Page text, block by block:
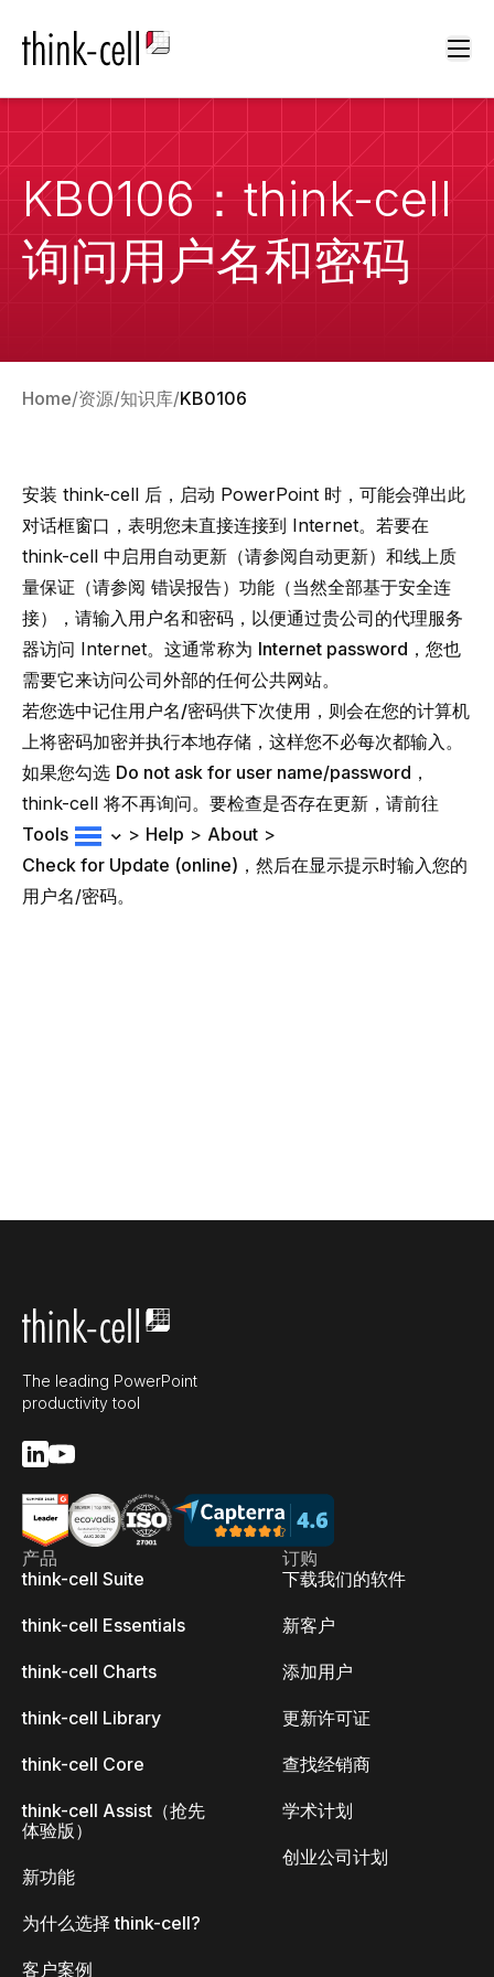
KB0106：think-cell
询问用户名和密码
Home 资源 知识库 KB0106
安装 think-cell 后，启动 PowerPoint 时，可能会弹出此
对话框窗口，表明您未直接连接到 Internet。若要在
think-cell 中启用自动更新（请参阅自动更新）和线上质
量保证（请参阅 错误报告）功能（当然全部基于安全连
接），请输入用户名和密码，以便通过贵公司的代理服务
器访问 Internet。这通常称为 Internet password ，您也
需要它来访问公司外部的任何公共网站。
若您选中记住用户名/密码供下次使用 ，则会在您的计算机
上将密码加密并执行本地存储，这样您不必每次都输入。
如果您勾选 Do not ask for user name/password ，
think-cell 将不再询问。要检查是否存在更新，请前往
Tools
> Help > About >
Check for Update (online) ，然后在显示提示时输入您的
用户名/密码。
The leading PowerPoint
productivity tool
产品
think-cell Suite
think-cell Essentials
think-cell Charts
think-cell Library
think-cell Core
think-cell Assist（抢先
体验版）
新功能
为什么选择 think-cell?
客户案例
订购
下载我们的软件
新客户
添加用户
更新许可证
查找经销商
学术计划
创业公司计划